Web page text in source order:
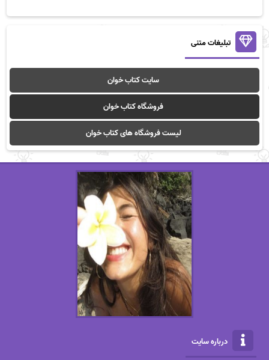
تبلیغات متنی
سایت کتاب خوان
فروشگاه کتاب خوان
لیست فروشگاه های کتاب خوان
درباره سایت